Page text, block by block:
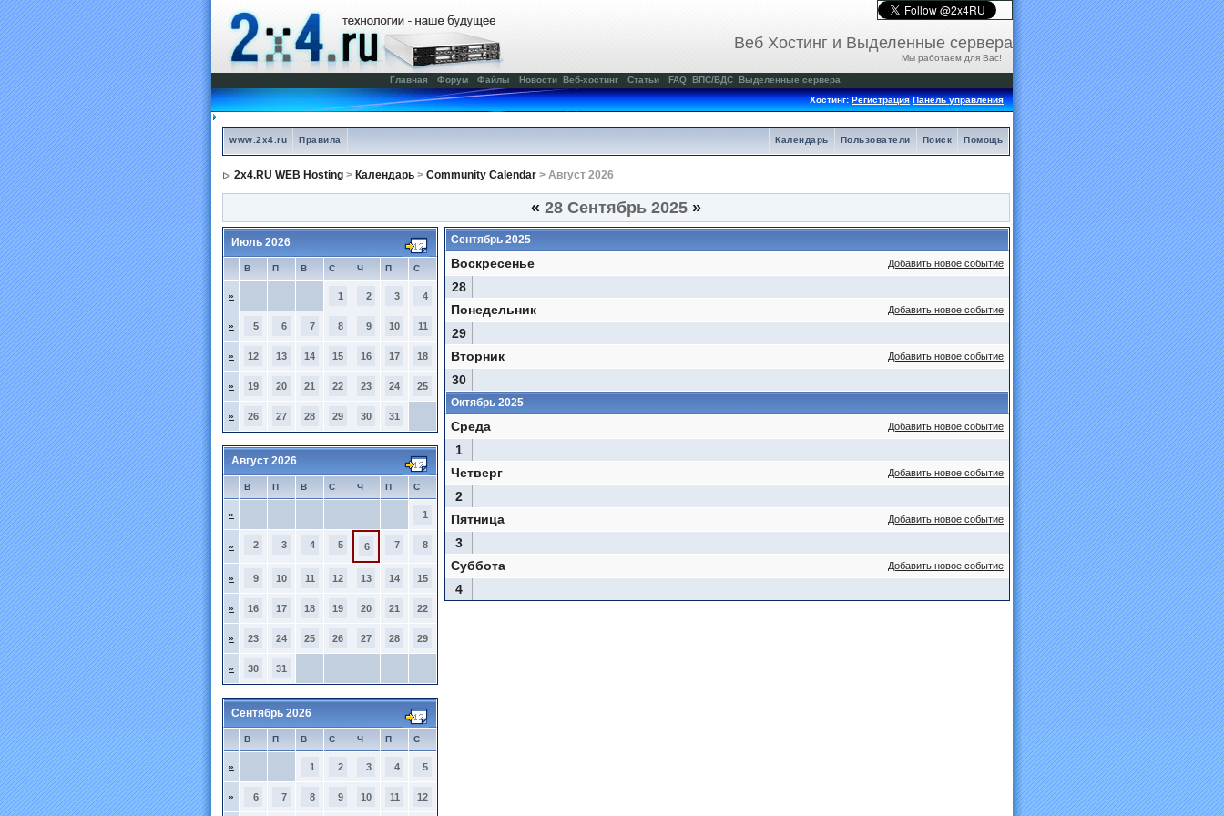
Веб Хостинг и Выделенные сервера
Мы работаем для Вас!
Главная Форум Файлы Новости Веб-хостинг Статьи FAQ ВПС/ВДС Выделенные сервера
Хостинг:Регистрация Панель управления
www.2x4.ru Правила Помощь
Поиск
Пользователи
Календарь
2x4.RU WEB Hosting > Календарь > Community Calendar > Август 2026
« 28 Сентябрь 2025 »
Июль 2026
В П В С Ч П С
» 1 2 3 4
» 5 6 7 8 9 10 11
» 12 13 14 15 16 17 18
» 19 20 21 22 23 24 25
» 26 27 28 29 30 31
Август 2026
В П В С Ч П С
» 1
» 2 3 4 5 6 7 8
» 9 10 11 12 13 14 15
» 16 17 18 19 20 21 22
» 23 24 25 26 27 28 29
» 30 31
Сентябрь 2026
В П В С Ч П С
» 1 2 3 4 5
» 6 7 8 9 10 11 12
Сентябрь 2025
Добавить новое событие
Воскресенье
28
Добавить новое событие
Понедельник
29
Добавить новое событие
Вторник
30
Октябрь 2025
Добавить новое событие
Среда
1
Добавить новое событие
Четверг
2
Добавить новое событие
Пятница
3
Добавить новое событие
Суббота
4